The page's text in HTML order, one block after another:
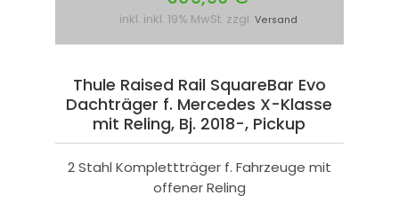
inkl. inkl. 19% MwSt. zzgl. Versand
Thule Raised Rail SquareBar Evo
Dachträger f. Mercedes X-Klasse
mit Reling, Bj. 2018-, Pickup
2 Stahl Komplettträger f. Fahrzeuge mit
offener Reling